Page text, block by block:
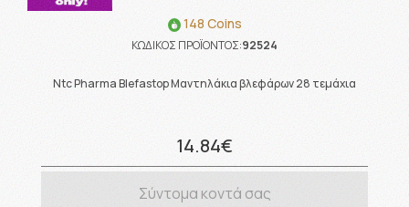
148 Coins
ΚΩΔΙΚΟΣ ΠΡΟΪΟΝΤΟΣ:92524
Ntc Pharma Blefastop Μαντηλάκια βλεφάρων 28 τεμάχια
14.84€
Σύντομα κοντά σας